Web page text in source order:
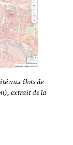
aux îlots de
extrait de la